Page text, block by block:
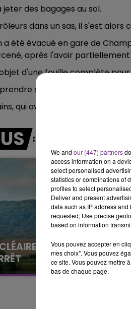
5h00 - 6h00
OF DE LA FAMILLE
CHAMPAGNE FM
des bagages au sol.
dans un sas, il s'est
été évacué en gare de
après l'avoir
d'une fouille complète
son chemin avec les
qui avait été interrompu,
DE CHOOZ
que la centrale
We and our (447) partners
access information on a
select personalised
statistics or combinations of
profiles to select
Deliver and present
data such as IP address
requested; Use precise
based on information
Vous pouvez accepter en
mes choix". Vous pouvez
ce site. Vous pouvez mettre
bas de chaque page.